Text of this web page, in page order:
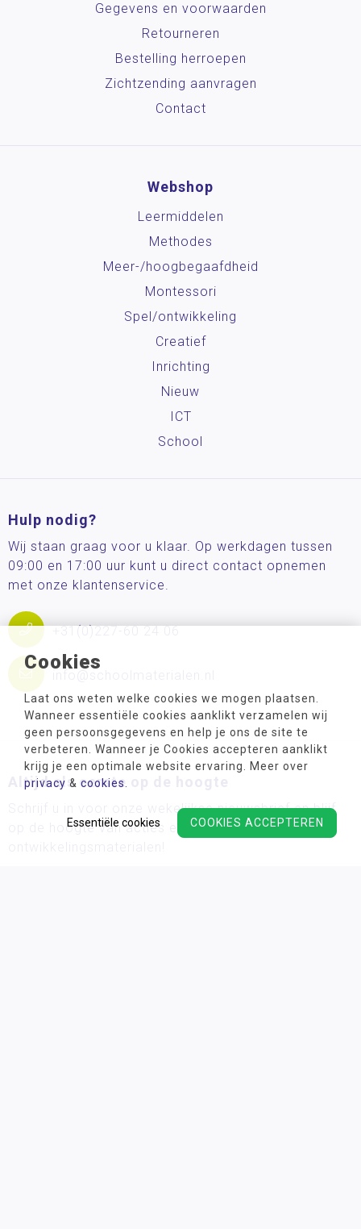
Cookies
Laat ons weten welke cookies we mogen plaatsen.
Wanneer essentiële cookies aanklikt verzamelen wij
geen persoonsgegevens en help je ons de site te
verbeteren. Wanneer je Cookies accepteren aanklikt
krijg je een optimale website ervaring. Meer over
privacy & cookies
COOKIES ACCEPTEREN
Essentiële cookies
Gegevens en voorwaarden
Retourneren
Bestelling herroepen
Zichtzending aanvragen
Contact
Webshop
Leermiddelen
Methodes
Meer-/hoog­begaafdheid
Montessori
Spel/ontwikkeling
Creatief
Inrichting
Nieuw
ICT
School
Hulp nodig?
Wij staan graag voor u klaar. Op werkdagen tussen
09:00 en 17:00 uur kunt u direct contact opnemen
met onze klantenservice.
+31(0)227-60 24 06
Altijd als eerste op de hoogte
Schrijf u in voor onze wekelijkse nieuwsbrief en blijf
op de hoogte van acties en de nieuwste